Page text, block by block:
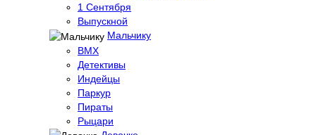
1 Сентября
Выпускной
Мальчику
BMX
Детективы
Индейцы
Паркур
Пираты
Рыцари